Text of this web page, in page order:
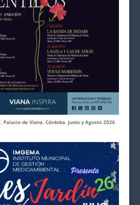
Palacio de Viana. Córdoba. Junio y Agosto 2026